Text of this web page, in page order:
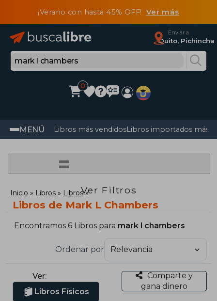
¡Verano con hasta 45% OFF! Ver más
Enviar a
Quito, Pichincha
0
MENÚ Libros más vendidosLibros importados más
=
Ver Filtros
Inicio Libros Libros
Libros de Mark L Chambers
Encontramos 6 Libros para mark l chambers
Ordenar por
Ver:
Libros Físicos
Comparte y
gana dinero